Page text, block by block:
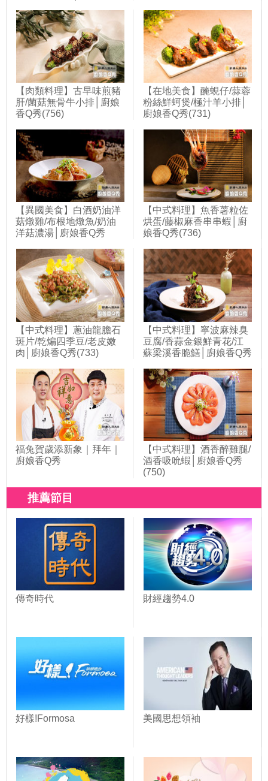
【肉類料理】古早味煎豬
肝/菌菇無骨牛小排│廚娘
香Q秀(756)
【在地美食】醃蜆仔/蒜蓉
粉絲鮮蚵煲/極汁羊小排│
廚娘香Q秀(731)
【異國美食】白酒奶油洋
菇燉雞/布根地燉魚/奶油
洋菇濃湯│廚娘香Q秀
【中式料理】魚香薯粒佐
烘蛋/藤椒麻香串串蝦│廚
娘香Q秀(736)
【中式料理】蔥油龍膽石
斑片/乾煸四季豆/老皮嫩
肉│廚娘香Q秀(733)
【中式料理】寧波麻辣臭
豆腐/香蒜金銀鮮青花/江
蘇梁溪香脆鱔│廚娘香Q秀
福兔賀歲添新象｜拜年｜
廚娘香Q秀
【中式料理】酒香醉雞腿/
酒香吸吮蝦│廚娘香Q秀
(750)
推薦節目
傳奇時代 財經趨勢4.0
好樣!Formosa 美國思想領袖